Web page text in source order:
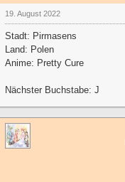
19. August 2022
Stadt: Pirmasens
Land: Polen
Anime: Pretty Cure
Nächster Buchstabe: J